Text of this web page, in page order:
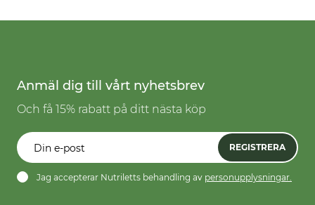
Anmäl dig till vårt nyhetsbrev
Och få 15% rabatt på ditt nästa köp
REGISTRERA
Jag accepterar Nutriletts behandling av personupplysningar.